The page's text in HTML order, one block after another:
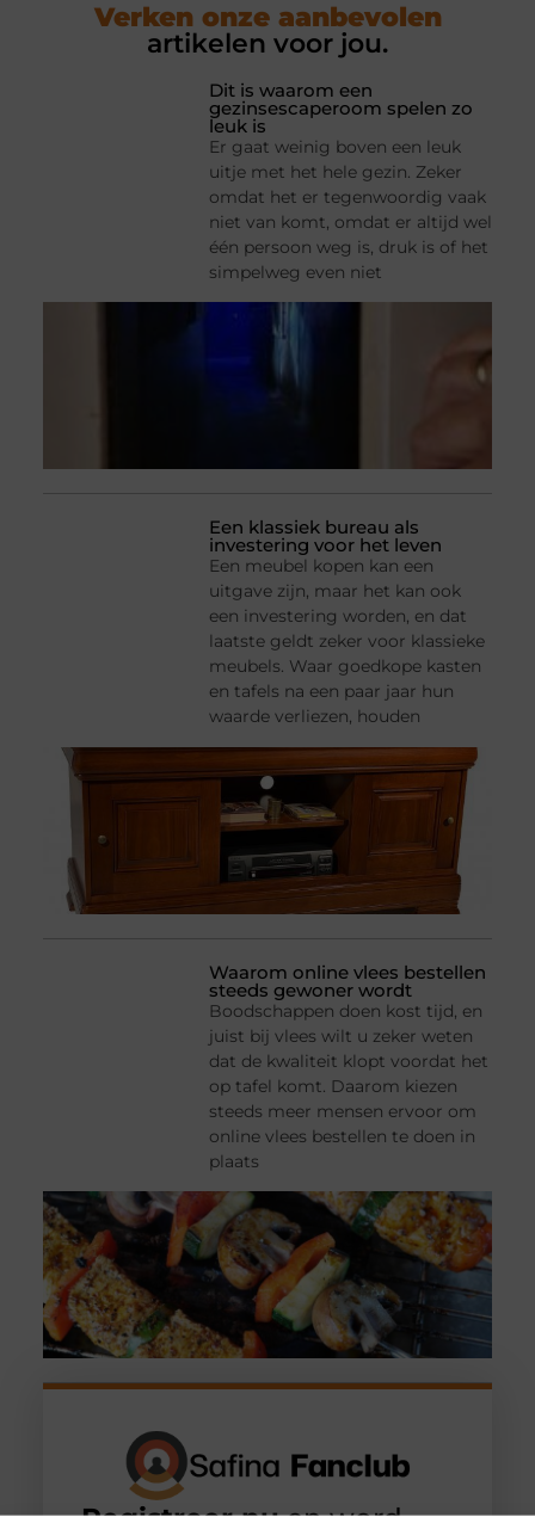
Verken onze aanbevolen
artikelen voor jou.
Dit is waarom een
gezinsescaperoom spelen zo
leuk is
Er gaat weinig boven een leuk
uitje met het hele gezin. Zeker
omdat het er tegenwoordig vaak
niet van komt, omdat er altijd wel
één persoon weg is, druk is of het
simpelweg even niet
Een klassiek bureau als
investering voor het leven
Een meubel kopen kan een
uitgave zijn, maar het kan ook
een investering worden, en dat
laatste geldt zeker voor klassieke
meubels. Waar goedkope kasten
en tafels na een paar jaar hun
waarde verliezen, houden
Waarom online vlees bestellen
steeds gewoner wordt
Boodschappen doen kost tijd, en
juist bij vlees wilt u zeker weten
dat de kwaliteit klopt voordat het
op tafel komt. Daarom kiezen
steeds meer mensen ervoor om
online vlees bestellen te doen in
plaats